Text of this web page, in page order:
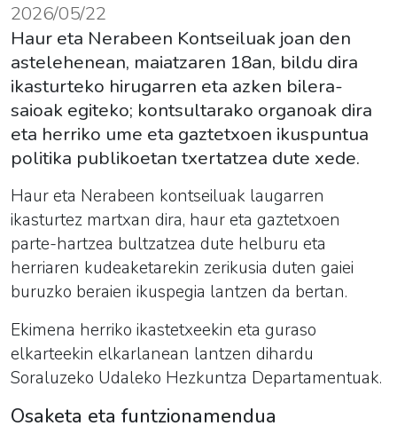
2026/05/22
Haur eta Nerabeen Kontseiluak joan den
astelehenean, maiatzaren 18an, bildu dira
ikasturteko hirugarren eta azken bilera-
saioak egiteko; kontsultarako organoak dira
eta herriko ume eta gaztetxoen ikuspuntua
politika publikoetan txertatzea dute xede.
Haur eta Nerabeen kontseiluak laugarren
ikasturtez martxan dira, haur eta gaztetxoen
parte-hartzea bultzatzea dute helburu eta
herriaren kudeaketarekin zerikusia duten gaiei
buruzko beraien ikuspegia lantzen da bertan.
Ekimena herriko ikastetxeekin eta guraso
elkarteekin elkarlanean lantzen dihardu
Soraluzeko Udaleko Hezkuntza Departamentuak.
Osaketa eta funtzionamendua